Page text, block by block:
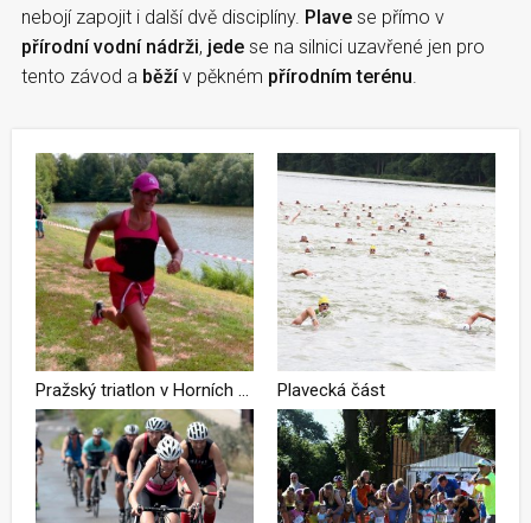
nebojí zapojit i další dvě disciplíny. Plave se přímo v
přírodní vodní nádrži, jede se na silnici uzavřené jen pro
tento závod a běžív pěkném přírodním terénu
Plavecká část